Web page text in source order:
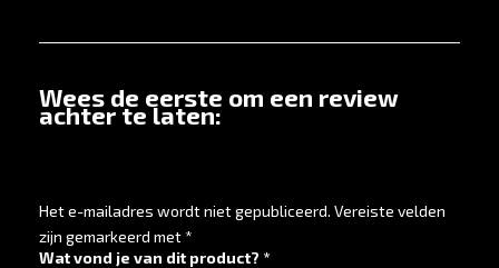
Wees de eerste om een review
achter te laten:
Het e-mailadres wordt niet gepubliceerd. Vereiste velden
zijn gemarkeerd met*
Wat vond je van dit product? *